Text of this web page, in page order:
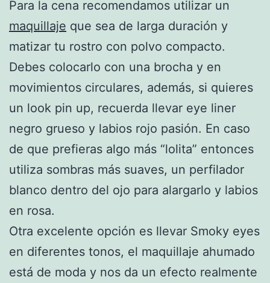
Para la cena recomendamos utilizar un
maquillaje que sea de larga duración y
matizar tu rostro con polvo compacto.
Debes colocarlo con una brocha y en
movimientos circulares, además, si quieres
un look pin up, recuerda llevar eye liner
negro grueso y labios rojo pasión. En caso
de que prefieras algo más “lolita” entonces
utiliza sombras más suaves, un perfilador
blanco dentro del ojo para alargarlo y labios
en rosa.
Otra excelente opción es llevar Smoky eyes
en diferentes tonos, el maquillaje ahumado
está de moda y nos da un efecto realmente